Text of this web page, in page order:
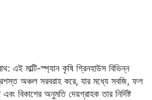
মাল্টি-স্প্যান কৃষি গ্রিনহাউস বিভিন্ন
অঞ্চল সরবরাহ করে, যার মধ্যে সবজি, ফল
বিকাশের অনুমতি দেয়গ্রাহক তার নির্দিষ্ট